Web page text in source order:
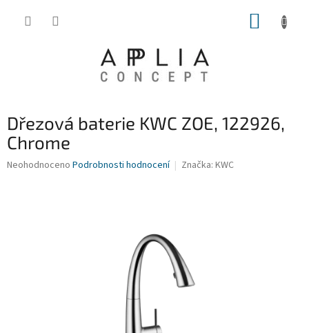
Dřezová baterie KWC ZOE, 122926,
Chrome
Průměrné
Neohodnoceno Podrobnosti hodnocení Značka: KWC